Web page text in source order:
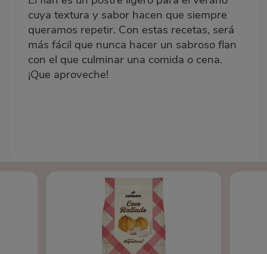
cuya textura y sabor hacen que siempre
queramos repetir. Con estas recetas, será
más fácil que nunca hacer un sabroso flan
con el que culminar una comida o cena.
¡Que aproveche!